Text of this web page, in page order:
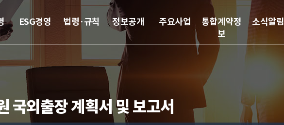
ESG경영 법령·규칙 정보공개 주요사업
통합계약정
보
소식알림
국외출장 계획서 및 보고서